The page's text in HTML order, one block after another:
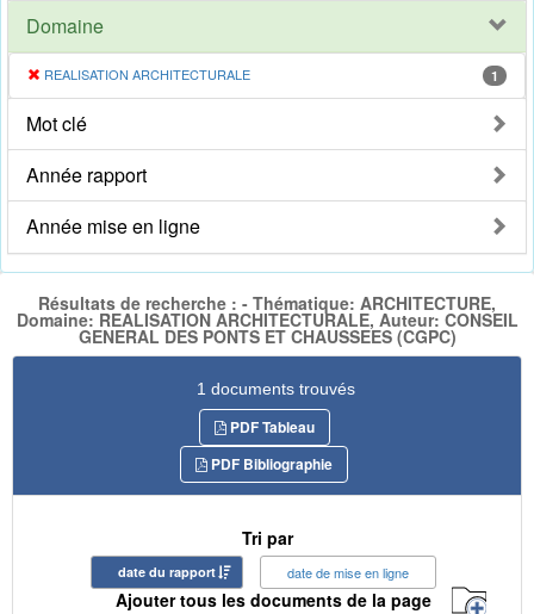
Domaine
REALISATION ARCHITECTURALE 1
Mot clé
Année rapport
Année mise en ligne
Résultats de recherche : - Thématique: ARCHITECTURE,
Domaine: REALISATION ARCHITECTURALE, Auteur: CONSEIL
GENERAL DES PONTS ET CHAUSSEES (CGPC)
1 documents trouvés
PDF Tableau
PDF Bibliographie
Tri par
date du rapport date de mise en ligne
Ajouter tous les documents de la page